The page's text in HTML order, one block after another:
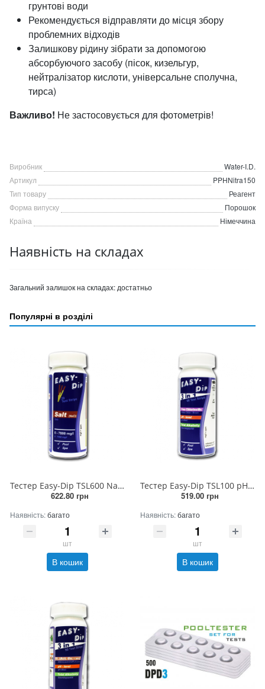
грунтові води
Рекомендується відправляти до місця збору
проблемних відходів
Залишкову рідину зібрати за допомогою
абсорбуючого засобу (пісок, кизельгур,
нейтралізатор кислоти, універсальне сполучна,
тирса)
Важливо! Не застосовується для фотометрів!
Виробник
Water-I.D.
Артикул
PPHNitra150
Тип товару
Реагент
Форма випуску
Порошок
Країна
Німеччина
Наявність на складах
Загальний залишок на складах: достатньо
Популярні в розділі
Тестер Easy-Dip TSL600 NaCl (20 теcтів)
622.80 грн
Наявність:багато
шт
В кошик
Тестер Easy-Dip TSL100 pH/Cl/Br/Alk
519.00 грн
Наявність:багато
шт
В кошик